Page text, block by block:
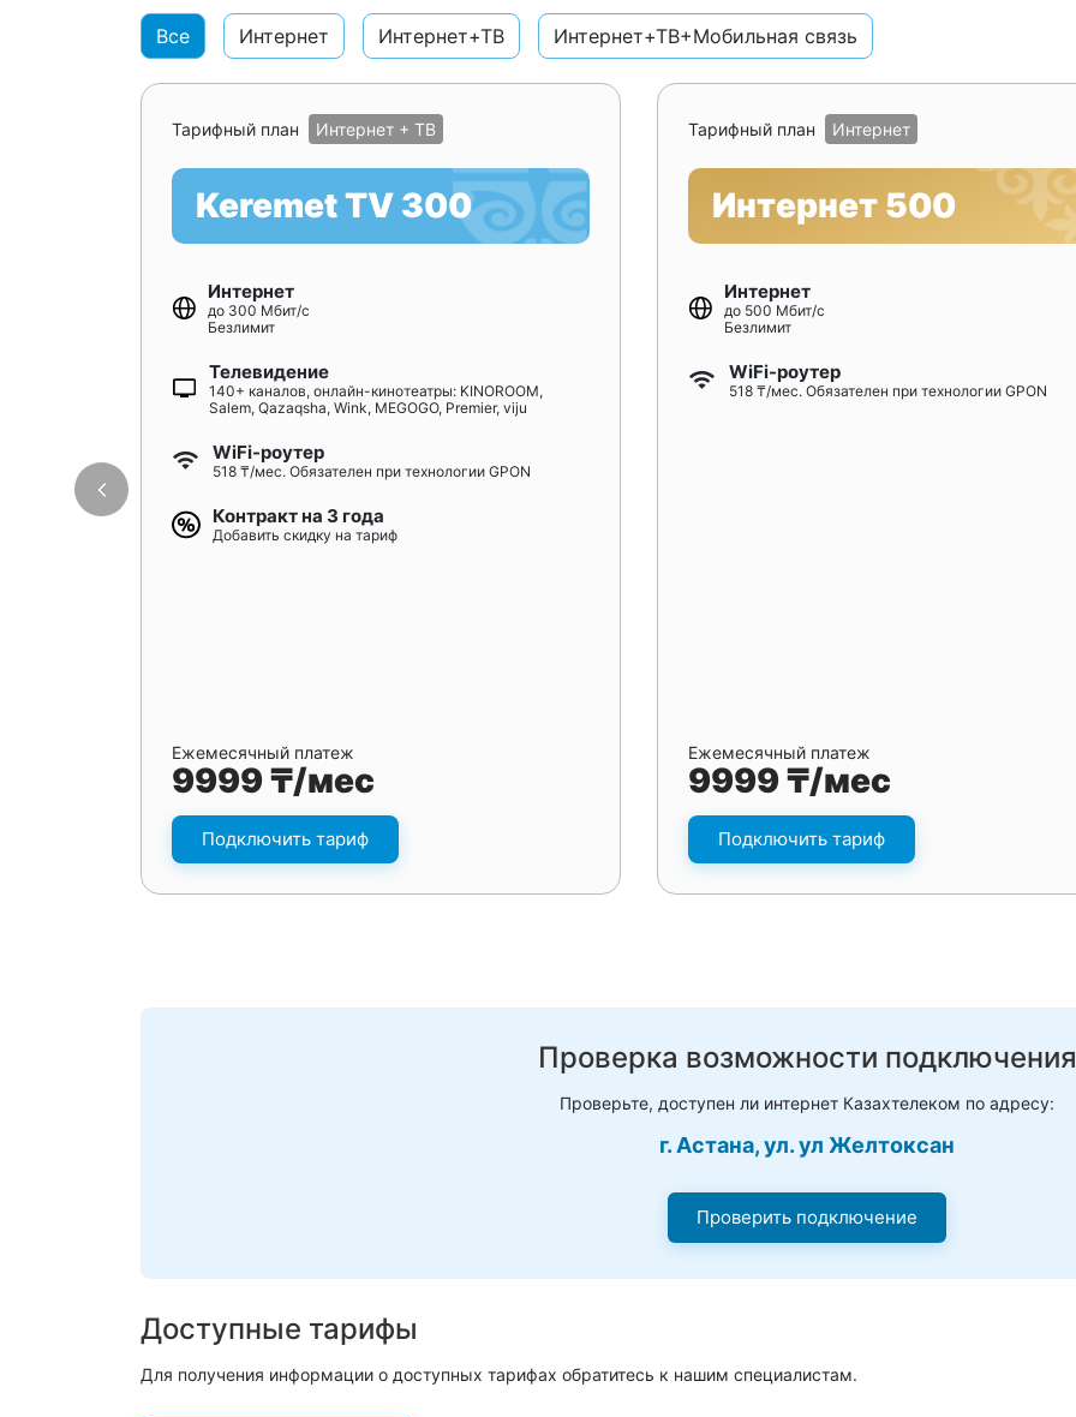
Все Интернет Интернет+ТВ Интернет+ТВ+Мобильная связь
Тарифный план Интернет + ТВ
Keremet TV 300
Интернет
до 300 Мбит/с
Безлимит
Телевидение
140+ каналов, онлайн-кинотеатры: KINOROOM,
Salem, Qazaqsha, Wink, MEGOGO, Premier, viju
WiFi-роутер
518 ₸/мес. Обязателен при технологии GPON
Контракт на 3 года
Добавить скидку на тариф
Ежемесячный платеж
9999 ₸/мес
Подключить тариф
Тарифный план Интернет
Интернет 500
Интернет
до 500 Мбит/с
Безлимит
WiFi-роутер
518 ₸/мес. Обязателен при технологии GPON
Ежемесячный платеж
9999 ₸/мес
Подключить тариф
Проверка возможности подключения
Проверьте, доступен ли интернет Казахтелеком по адресу:
г. Астана, ул. ул Желтоксан
Проверить подключение
Доступные тарифы
Для получения информации о доступных тарифах обратитесь к нашим специалистам.